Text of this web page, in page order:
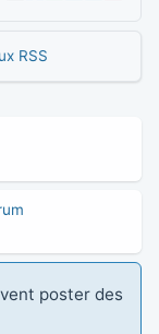
RSS
poster des